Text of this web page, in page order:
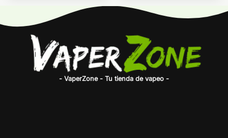
- VaperZone - Tu tienda de vapeo -